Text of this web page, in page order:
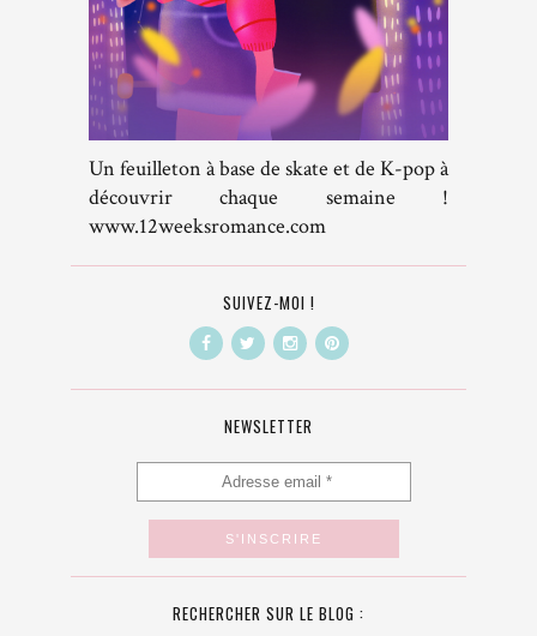
Un feuilleton à base de skate et de K-pop à
découvrir chaque semaine !
www.12weeksromance.com
SUIVEZ-MOI !
NEWSLETTER
RECHERCHER SUR LE BLOG :